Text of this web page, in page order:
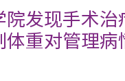
院发现手术
体重对管理病